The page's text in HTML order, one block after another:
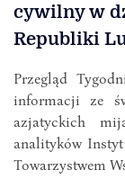
cywilny w
Republiki
Przegląd
informacji ze
azjatyckich
analityków
Towarzystwem